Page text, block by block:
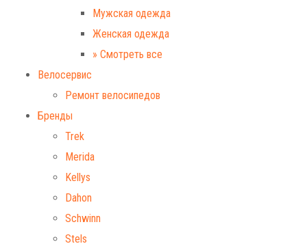
Мужская одежда
Женская одежда
» Смотреть все
Велосервис
Ремонт велосипедов
Бренды
Trek
Merida
Kellys
Dahon
Schwinn
Stels